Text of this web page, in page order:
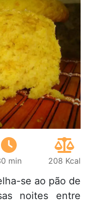
min 208 Kcal
se ao pão de
noites entre